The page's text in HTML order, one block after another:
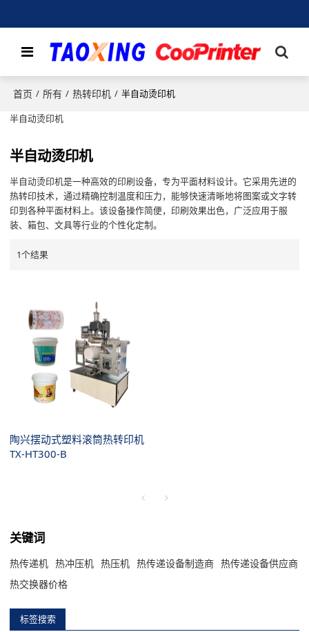
首页 / 所有 / 热转印机 / 半自动烫印机
半自动烫印机
半自动烫印机
半自动烫印机是一种高效的印刷设备，专为平面材料设计。它采用先进的
热转印技术，通过精确控制温度和压力，能够快速清晰地将图案或文字转
印到各种平面材料上。该设备操作简便，印刷效果出色，广泛应用于服
装、箱包、文具等行业的个性化定制。
1个结果
陶兴摆动式塑料滚筒热转印机
TX-HT300-B
关键词
热传递机 热冲压机 热压机 热传递设备制造商 热传递设备供应商
热交换器价格
标签搜索